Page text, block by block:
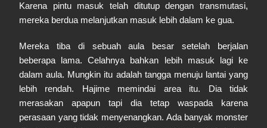
Karena pintu masuk telah ditutup dengan transmutasi,
mereka berdua melanjutkan masuk lebih dalam ke gua.
Mereka tiba di sebuah aula besar setelah berjalan
beberapa lama. Celahnya bahkan lebih masuk lagi ke
dalam aula. Mungkin itu adalah tangga menuju lantai yang
lebih rendah. Hajime memindai area itu. Dia tidak
merasakan apapun tapi dia tetap waspada karena
perasaan yang tidak menyenangkan. Ada banyak monster